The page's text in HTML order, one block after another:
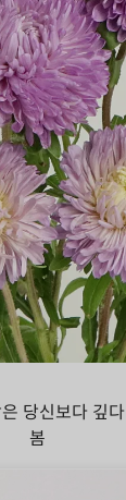
당신보다 깊다
봄